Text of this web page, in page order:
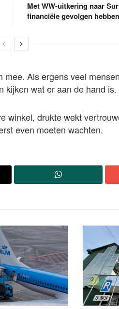
Met WW-uitkering naar
financiële gevolgen hebben
Als ergens veel
kijken wat er aan de hand is.
winkel, drukte wekt
even moeten wachten.